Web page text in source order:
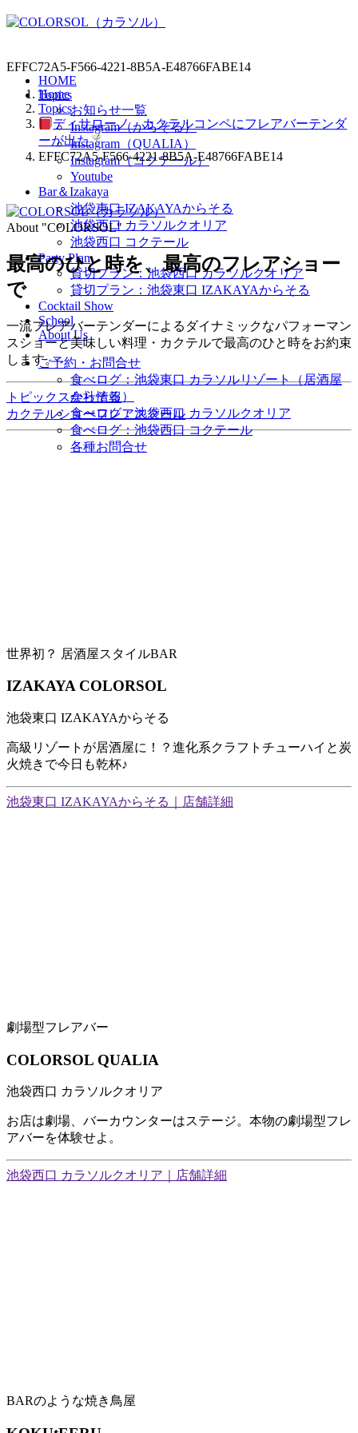
HOME
Topics
お知らせ一覧
Instagram（からそる）
Instagram（QUALIA）
Instagram（コクテール）
Youtube
Bar＆Izakaya
池袋東口 IZAKAYAからそる
池袋西口 カラソルクオリア
池袋西口 コクテール
Party Plan
貸切プラン：池袋西口 カラソルクオリア
貸切プラン：池袋東口 IZAKAYAからそる
Cocktail Show
School
About Us
ご予約・お問合せ
食べログ：池袋東口 カラソルリゾート（居酒屋
からそる）
食べログ：池袋西口 カラソルクオリア
食べログ：池袋西口 コクテール
各種お問合せ
EFFC72A5-F566-4221-8B5A-E48766FABE14
Home
Topics
ディサローノ カクテルコンペにフレアバーテンダ
ーが出た
EFFC72A5-F566-4221-8B5A-E48766FABE14
About "COLORSOL"
最高のひと時を、最高のフレアショー
で
一流フレアバーテンダーによるダイナミックなパフォーマン
スショーと美味しい料理・カクテルで最高のひと時をお約束
します。
トピックス会社情報
カクテルショーフレアスクール
世界初？ 居酒屋スタイルBAR
IZAKAYA COLORSOL
池袋東口 IZAKAYAからそる
高級リゾートが居酒屋に！？進化系クラフトチューハイと炭
火焼きで今日も乾杯♪
池袋東口 IZAKAYAからそる｜店舗詳細
劇場型フレアバー
COLORSOL QUALIA
池袋西口 カラソルクオリア
お店は劇場、バーカウンターはステージ。本物の劇場型フレ
アバーを体験せよ。
池袋西口 カラソルクオリア｜店舗詳細
BARのような焼き鳥屋